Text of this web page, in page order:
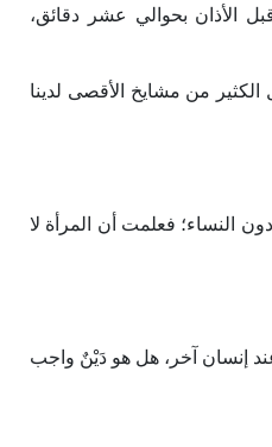
الأذان بحوالي عشر دقائق،
من مشايخ الأقصى لدينا
فعلمت أن المرأة لا
إنسان آخر، هل هو دَيْنٌ واجب